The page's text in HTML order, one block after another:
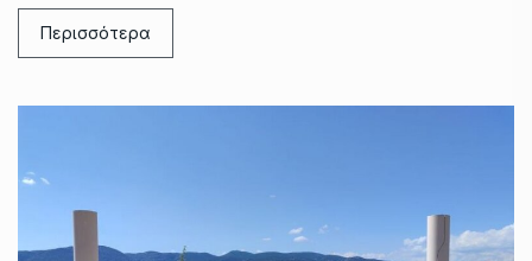
Περισσότερα